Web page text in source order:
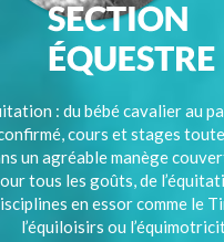
: du bébé cavalier au
cours et stages
un agréable manège
tous les goûts, de
en essor comme le
l’équiloisirs ou